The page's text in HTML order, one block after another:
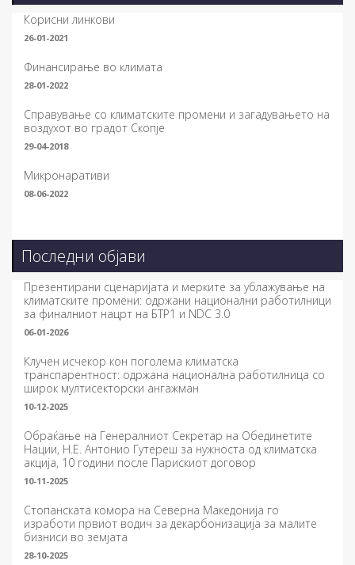
Корисни линкови
26-01-2021
Финансирање во климата
28-01-2022
Справување со климатските промени и загадувањето на
воздухот во градот Скопје
29-04-2018
Микронаративи
08-06-2022
Последни објави
Презентирани сценаријата и мерките за ублажување на
климатските промени: одржани национални работилници
за финалниот нацрт на БТР1 и NDC 3.0
06-01-2026
Клучен исчекор кон поголема климатска
транспарентност: одржана национална работилница со
широк мултисекторски ангажман
10-12-2025
Обраќање на Генералниот Секретар на Обединетите
Нации, Н.Е. Антонио Гутереш за нужноста од климатска
акција, 10 години после Парискиот договор
10-11-2025
Стопанската комора на Северна Македонија го
изработи првиот водич за декарбонизација за малите
бизниси во земјата
28-10-2025